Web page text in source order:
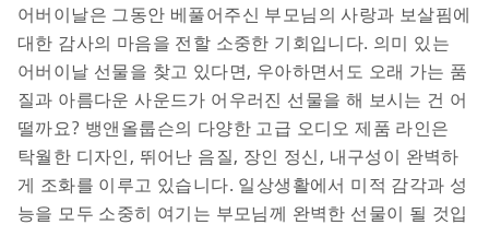
어버이날은 그동안 베풀어주신 부모님의 사랑과 보살핌에
대한 감사의 마음을 전할 소중한 기회입니다. 의미 있는
어버이날 선물을 찾고 있다면, 우아하면서도 오래 가는 품
질과 아름다운 사운드가 어우러진 선물을 해 보시는 건 어
떨까요? 뱅앤올룹슨의 다양한 고급 오디오 제품 라인은
탁월한 디자인, 뛰어난 음질, 장인 정신, 내구성이 완벽하
게 조화를 이루고 있습니다. 일상생활에서 미적 감각과 성
능을 모두 소중히 여기는 부모님께 완벽한 선물이 될 것입